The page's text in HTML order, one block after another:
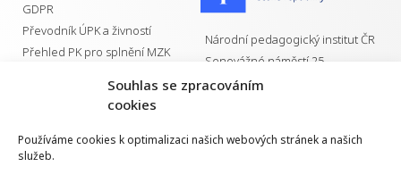
Souhlas se zpracováním
cookies
Používáme cookies k optimalizaci našich webových stránek a našich
služeb.
GDPR
Převodník ÚPK a živností
Přehled PK pro splnění MZK
Národní pedagogický institut ČR
Senovážné náměstí 25
110 00 Praha 1